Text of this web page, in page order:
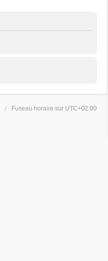
Fuseau horaire sur UTC+02:00